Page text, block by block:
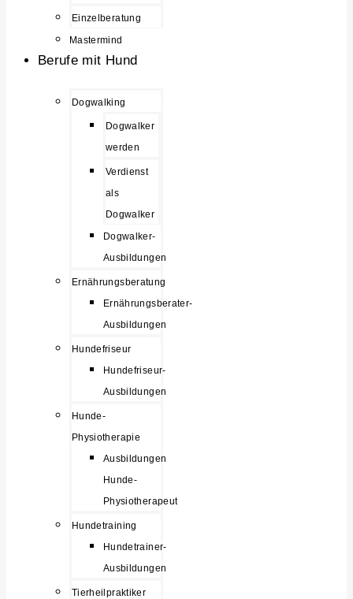
Einzelberatung
Mastermind
Berufe mit Hund
Dogwalking
Dogwalker
werden
Verdienst
als
Dogwalker
Dogwalker-
Ausbildungen
Ernährungsberatung
Ernährungsberater-
Ausbildungen
Hundefriseur
Hundefriseur-
Ausbildungen
Hunde-
Physiotherapie
Ausbildungen
Hunde-
Physiotherapeut
Hundetraining
Hundetrainer-
Ausbildungen
Tierheilpraktiker